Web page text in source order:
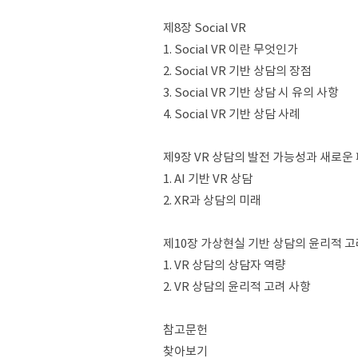
제8장 Social VR
1. Social VR 이란 무엇인가
2. Social VR 기반 상담의 장점
3. Social VR 기반 상담 시 유의 사항
4. Social VR 기반 상담 사례
제9장 VR 상담의 발전 가능성과 새로운
1. AI 기반 VR 상담
2. XR과 상담의 미래
제10장 가상현실 기반 상담의 윤리적
1. VR 상담의 상담자 역량
2. VR 상담의 윤리적 고려 사항
참고문헌
찾아보기